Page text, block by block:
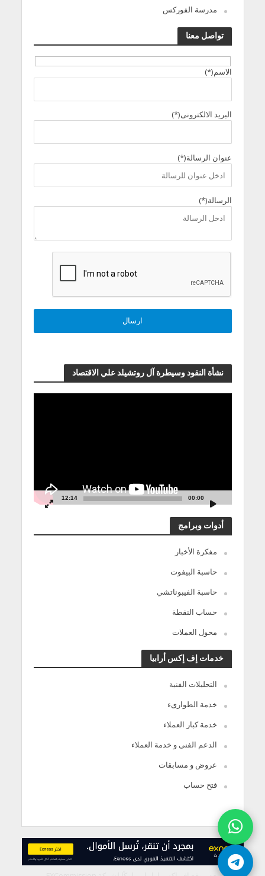
مدرسة الفوركس
تواصل معنا
الاسم(*)
البريد الالكترونى(*)
عنوان الرسالة(*)
الرسالة(*)
نشأة النقود وسيطرة آل روتشيلد علي الاقتصاد
00:00
12:14
أدوات وبرامج
مفكرة الأخبار
حاسبة البيفوت
حاسبة الفيبوناتشي
حساب النقطة
محول العملات
خدمات إف إكس أرابيا
التحليلات الفنية
خدمة الطوارىء
خدمة كبار العملاء
الدعم الفنى و خدمة العملاء
عروض و مسابقات
فتح حساب